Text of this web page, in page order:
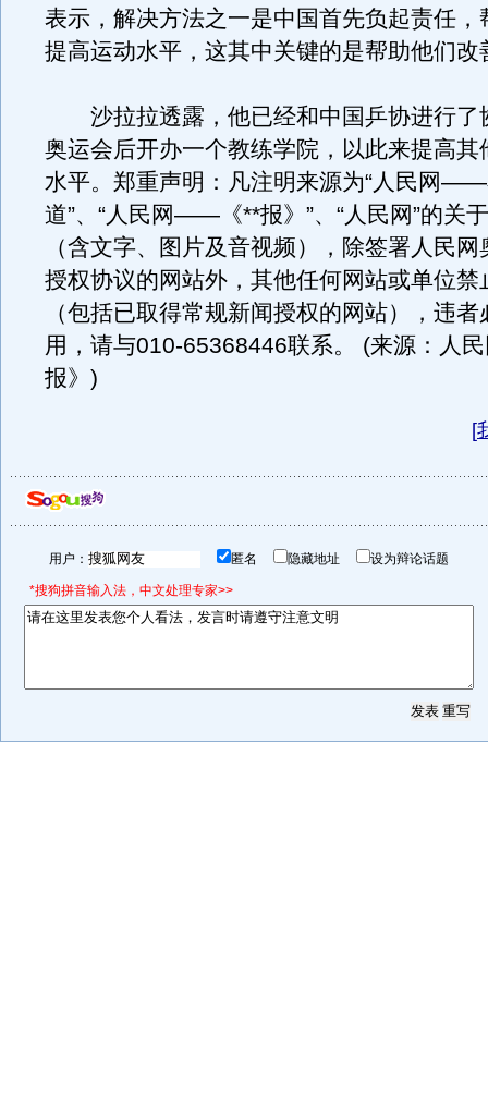
表示，解决方法之一是中国首先负起责任，
提高运动水平，这其中关键的是帮助他们改
沙拉拉透露，他已经和中国乒协进行了
奥运会后开办一个教练学院，以此来提高其
水平。郑重声明：凡注明来源为“人民网
道”、“人民网――《**报》”、“人民网”的关
（含文字、图片及音视频），除签署人民
授权协议的网站外，其他任何网站或单位禁
（包括已取得常规新闻授权的网站），违
用，请与010-65368446联系。 (来源：人
报》)
[
用户： 匿名 隐藏地址 设为辩论话题
*搜狗拼音输入法，中文处理专家>>